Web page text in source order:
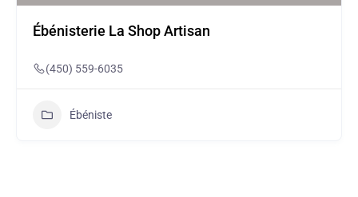
Ébénisterie La Shop Artisan
(450) 559-6035
Ébéniste